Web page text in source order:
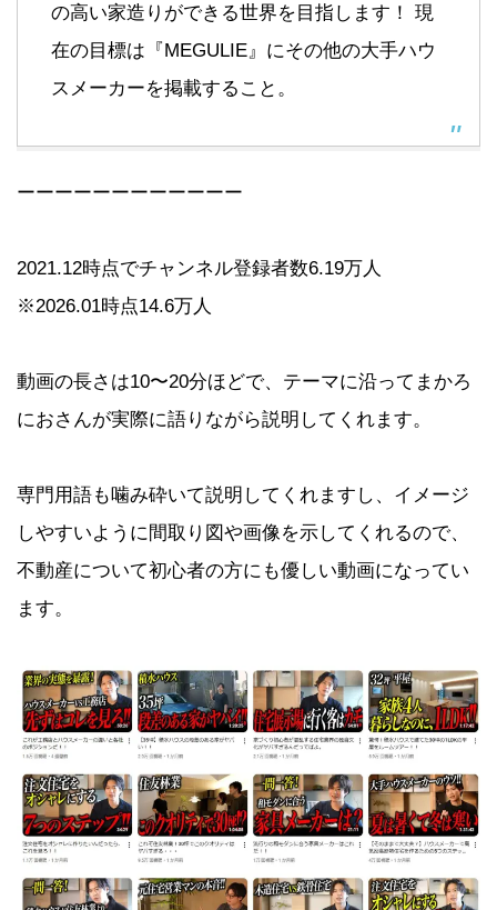
の高い家造りができる世界を目指します！ 現
在の目標は『MEGULIE』にその他の大手ハウ
スメーカーを掲載すること。
ーーーーーーーーーーーー
2021.12時点でチャンネル登録者数6.19万人
※2026.01時点14.6万人
動画の長さは10〜20分ほどで、テーマに沿ってまかろ
におさんが実際に語りながら説明してくれます。
専門用語も噛み砕いて説明してくれますし、イメージ
しやすいように間取り図や画像を示してくれるので、
不動産について初心者の方にも優しい動画になってい
ます。